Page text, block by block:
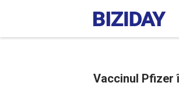
Vaccinul Pfizer